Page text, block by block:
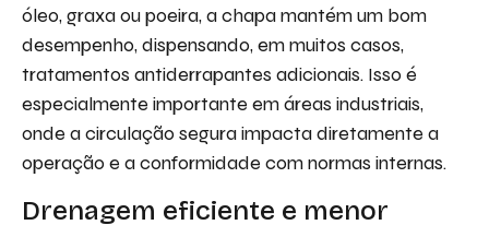
óleo, graxa ou poeira, a chapa mantém um bom
desempenho, dispensando, em muitos casos,
tratamentos antiderrapantes adicionais. Isso é
especialmente importante em áreas industriais,
onde a circulação segura impacta diretamente a
operação e a conformidade com normas internas.
Drenagem eficiente e menor